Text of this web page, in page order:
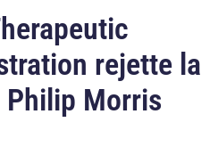
rejette la
Morris